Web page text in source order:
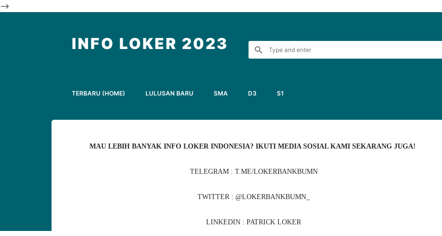
-->
INFO LOKER 2023
TERBARU (HOME) LULUSAN BARU SMA D3 S1
MAU LEBIH BANYAK INFO LOKER INDONESIA? IKUTI MEDIA SOSIAL KAMI SEKARANG JUGA!
TELEGRAM : T.ME/LOKERBANKBUMN
TWITTER : @LOKERBANKBUMN_
LINKEDIN : PATRICK LOKER